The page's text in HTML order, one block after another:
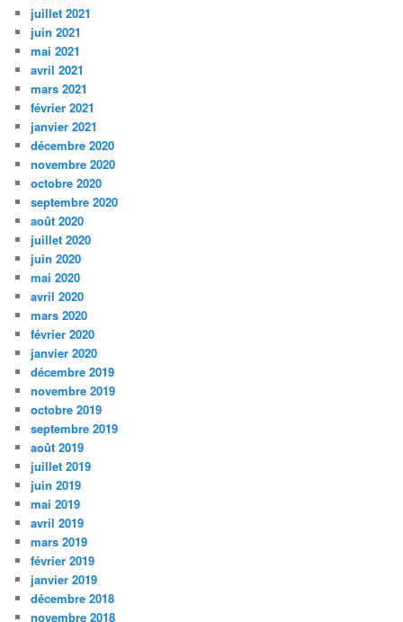
juillet 2021
juin 2021
mai 2021
avril 2021
mars 2021
février 2021
janvier 2021
décembre 2020
novembre 2020
octobre 2020
septembre 2020
août 2020
juillet 2020
juin 2020
mai 2020
avril 2020
mars 2020
février 2020
janvier 2020
décembre 2019
novembre 2019
octobre 2019
septembre 2019
août 2019
juillet 2019
juin 2019
mai 2019
avril 2019
mars 2019
février 2019
janvier 2019
décembre 2018
novembre 2018